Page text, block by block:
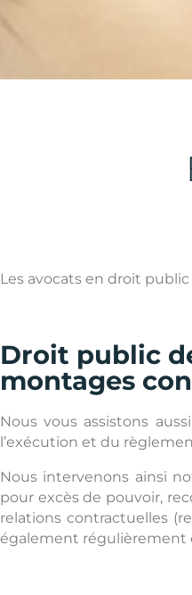
Les avocats en droit
Droit public
montages
Nous vous assistons
l’exécution et du
Nous intervenons ainsi
pour excès de pouvoir,
relations contractuelles
également régulièrement